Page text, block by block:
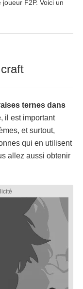
F2P. Voici un
ternes dans
, il est important
et surtout,
qui en utilisent
allez aussi obtenir